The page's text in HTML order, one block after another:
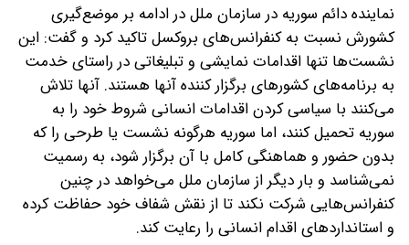
نماینده دائم سوریه در سازمان ملل در ادامه بر موضع‌گیری
کشورش نسبت به کنفرانس‌های بروکسل تاکید کرد و گفت: این
نشست‌ها تنها اقدامات نمایشی و تبلیغاتی در راستای خدمت
به برنامه‌های کشورهای برگزار کننده آنها هستند. آنها تلاش
می‌کنند با سیاسی کردن اقدامات انسانی شروط خود را به
سوریه تحمیل کنند، اما سوریه هرگونه نشست یا طرحی را که
بدون حضور و هماهنگی کامل با آن برگزار شود، به رسمیت
نمی‌شناسد و بار دیگر از سازمان ملل می‌خواهد در چنین
کنفرانس‌هایی شرکت نکند تا از نقش شفاف خود حفاظت کرده
و استانداردهای اقدام انسانی را رعایت کند.